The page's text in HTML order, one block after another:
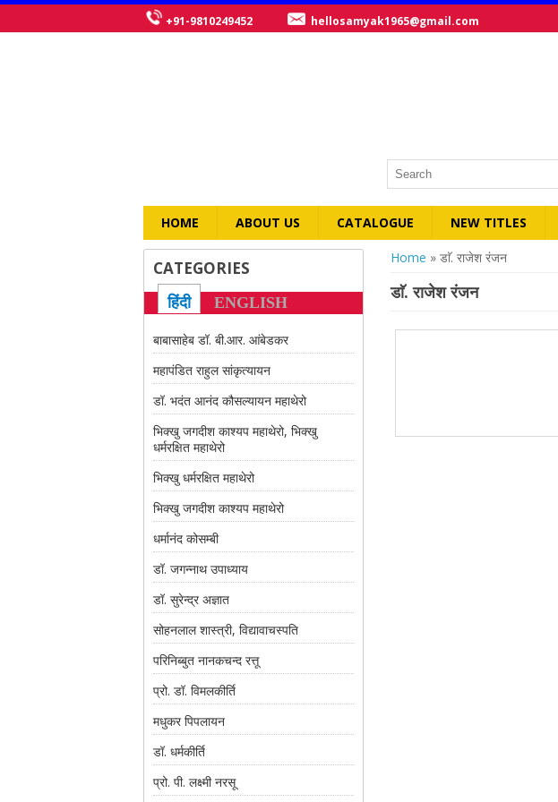
+91-9810249452 hellosamyak1965@gmail.com
HOME ABOUT US CATALOGUE NEW TITLES
You are here
Home » डाॅ. राजेश रंजन
डाॅ. राजेश रंजन
CATEGORIES
हिंदी ENGLISH
बाबासाहेब डॉ. बी.आर. आंबेडकर
महापंडित राहुल सांकृत्यायन
डॉ. भदंत आनंद कौसल्यायन महाथेरो
भिक्खु जगदीश काश्यप महाथेरो, भिक्खु
धर्मरक्षित महाथेरो
भिक्खु धर्मरक्षित महाथेरो
भिक्खु जगदीश काश्यप महाथेरो
धर्मानंद कोसम्बी
डॉ. जगन्नाथ उपाध्याय
डॉ. सुरेन्द्र अज्ञात
सोहनलाल शास्त्री, विद्यावाचस्पति
परिनिब्बुत नानकचन्द रत्तू
प्रो. डॉ. विमलकीर्ति
मधुकर पिपलायन
डॉ. धर्मकीर्ति
प्रो. पी. लक्ष्मी नरसू